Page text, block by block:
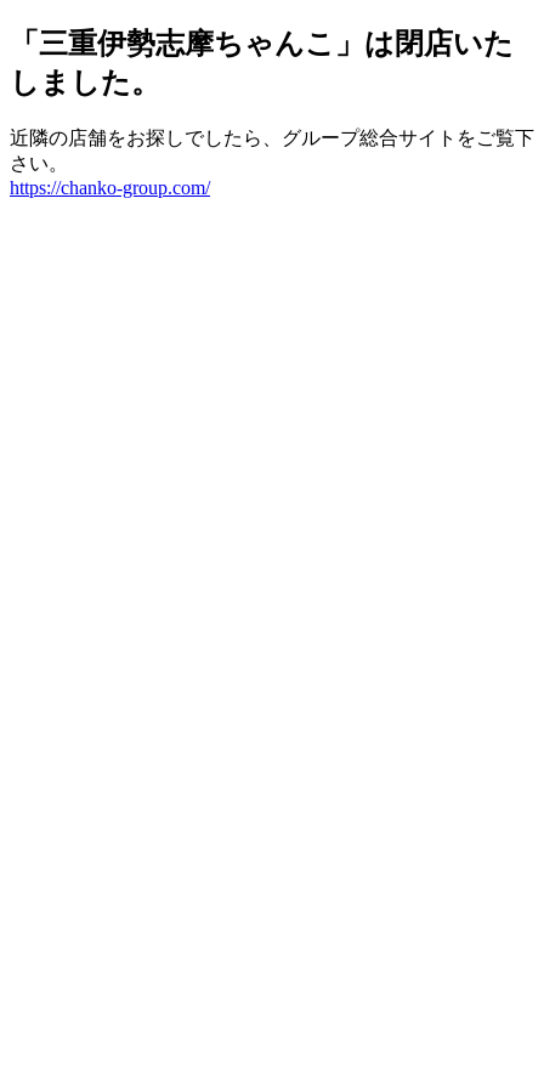
「三重伊勢志摩ちゃんこ」は閉店いた
しました。
近隣の店舗をお探しでしたら、グループ総合サイトをご覧下
さい。
https://chanko-group.com/